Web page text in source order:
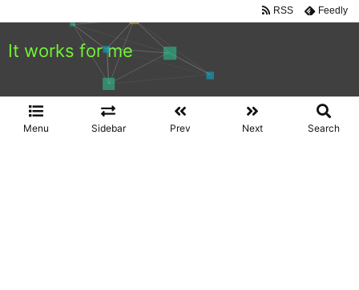
It works for me
Menu Sidebar Prev Next Search
RSS Feedly